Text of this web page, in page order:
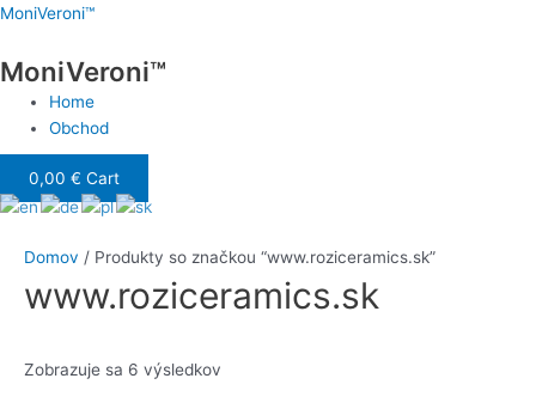
Preskočiť
obsah
MoniVeroni™
MoniVeroni™
Menu
Home
Obchod
0,00 € Cart
Domov / Produkty so značkou “www.roziceramics.sk”
www.roziceramics.sk
Zobrazuje sa 6 výsledkov